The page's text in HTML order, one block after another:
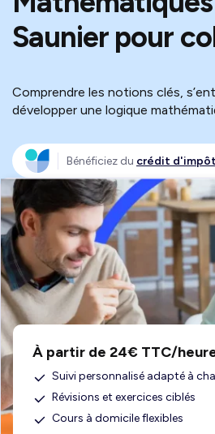
Saunier pour
Comprendre les notions clés,
développer une logique
Bénéficiez du crédit
À partir de 24€ TTC/
Suivi personnalisé adapté à
Révisions et exercices ciblés
Cours à domicile flexibles